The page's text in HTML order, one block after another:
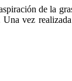
de la
vez